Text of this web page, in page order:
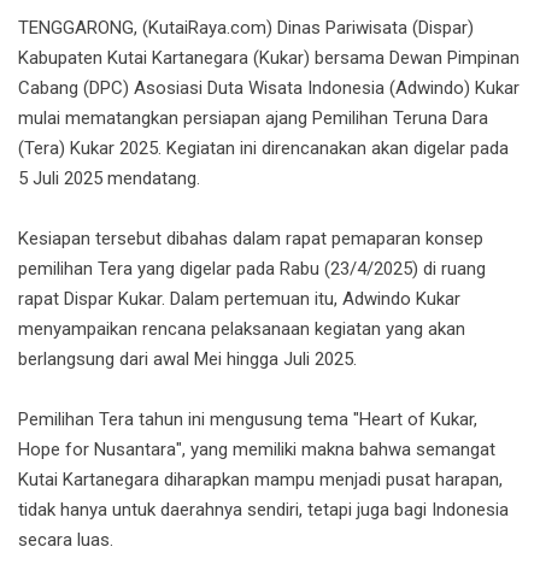
TENGGARONG, (KutaiRaya.com) Dinas Pariwisata (Dispar)
Kabupaten Kutai Kartanegara (Kukar) bersama Dewan Pimpinan
Cabang (DPC) Asosiasi Duta Wisata Indonesia (Adwindo) Kukar
mulai mematangkan persiapan ajang Pemilihan Teruna Dara
(Tera) Kukar 2025. Kegiatan ini direncanakan akan digelar pada
5 Juli 2025 mendatang.
Kesiapan tersebut dibahas dalam rapat pemaparan konsep
pemilihan Tera yang digelar pada Rabu (23/4/2025) di ruang
rapat Dispar Kukar. Dalam pertemuan itu, Adwindo Kukar
menyampaikan rencana pelaksanaan kegiatan yang akan
berlangsung dari awal Mei hingga Juli 2025.
Pemilihan Tera tahun ini mengusung tema "Heart of Kukar,
Hope for Nusantara", yang memiliki makna bahwa semangat
Kutai Kartanegara diharapkan mampu menjadi pusat harapan,
tidak hanya untuk daerahnya sendiri, tetapi juga bagi Indonesia
secara luas.